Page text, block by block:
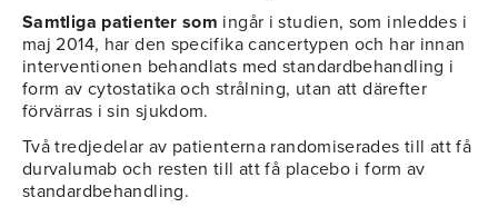
Samtliga patienter som ingår i studien, som inleddes i
maj 2014, har den specifika cancertypen och har innan
interventionen behandlats med standardbehandling i
form av cytostatika och strålning, utan att därefter
förvärras i sin sjukdom.
Två tredjedelar av patienterna randomiserades till att få
durvalumab och resten till att få placebo i form av
standardbehandling.